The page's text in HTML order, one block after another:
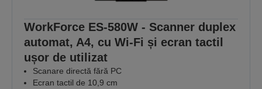
WorkForce ES-580W - Scanner duplex
automat, A4, cu Wi-Fi și ecran tactil
ușor de utilizat
Scanare directă fără PC
Ecran tactil de 10,9 cm